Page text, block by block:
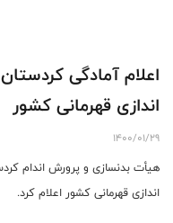
اعلام آمادگی
اندازی قهرمانی کشور
1400/01/29
هیأت بدنسازی و پرورش اندام
اندازی قهرمانی کشور اعلام کرد.